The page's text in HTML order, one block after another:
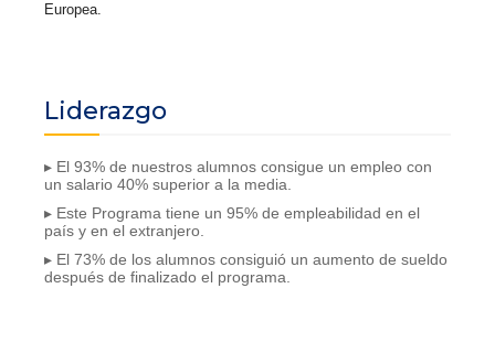
Europea.
Liderazgo
▸ El 93% de nuestros alumnos consigue un empleo con
un salario 40% superior a la media.
▸ Este Programa tiene un 95% de empleabilidad en el
país y en el extranjero.
▸ El 73% de los alumnos consiguió un aumento de sueldo
después de finalizado el programa.